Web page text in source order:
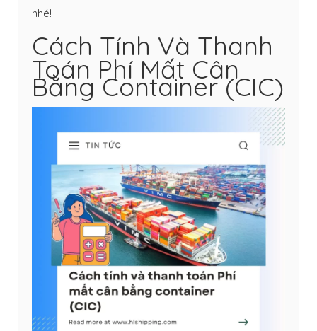
nhé!
Cách Tính Và Thanh
Toán Phí Mất Cân
Bằng Container (CIC)